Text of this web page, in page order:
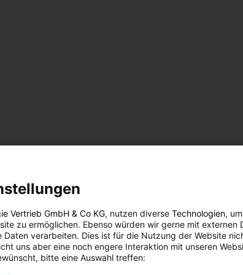
Vertrieb GmbH & Co KG, nutzen diverse Technologien,
zu ermöglichen. Ebenso würden wir gerne mit externen
Daten verarbeiten. Dies ist für die Nutzung der Website
uns aber eine noch engere Interaktion mit unseren
bitte eine Auswahl treffen: